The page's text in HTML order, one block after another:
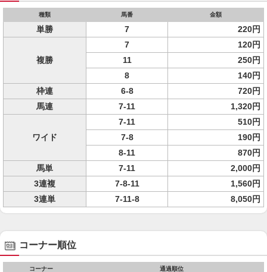
種類 馬番 金額
単勝 7 220円
複勝
7
120円
11
250円
8
140円
枠連
6-8
720円
馬連
7-11 1,320円
ワイド
7-11
510円
7-8
190円
8-11
870円
馬単
7-11
2,000円
3連複
7-8-11
1,560円
3連単
7-11-8 8,050円
コーナー順位
コーナー 通過順位